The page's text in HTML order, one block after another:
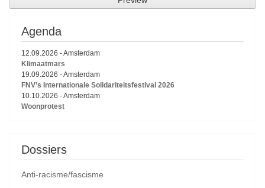
Agenda
12.09.2026 -Amsterdam
Klimaatmars
19.09.2026 -Amsterdam
FNV’s Internationale Solidariteitsfestival 2026
10.10.2026 -Amsterdam
Woonprotest
Dossiers
Anti-racisme/fascisme